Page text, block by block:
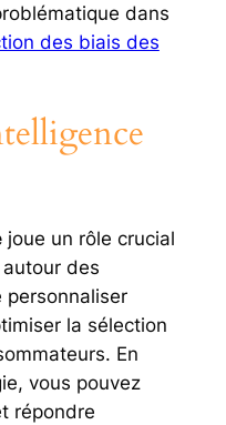
dans
des biais des
joue un rôle crucial
des
personnaliser
la sélection
En
vous pouvez
répondre